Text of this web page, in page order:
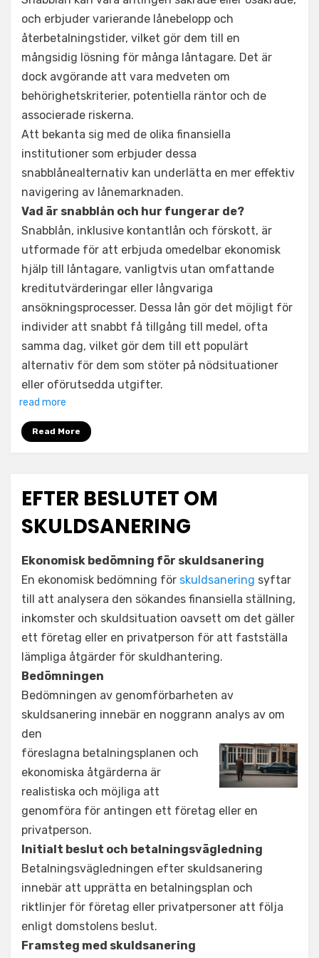
och erbjuder varierande lånebelopp och
återbetalningstider, vilket gör dem till en
mångsidig lösning för många låntagare. Det är
dock avgörande att vara medveten om
behörighetskriterier, potentiella räntor och de
associerade riskerna.
Att bekanta sig med de olika finansiella
institutioner som erbjuder dessa
snabblånealternativ kan underlätta en mer effektiv
navigering av lånemarknaden.
Vad är snabblån och hur fungerar de?
Snabblån, inklusive kontantlån och förskott, är
utformade för att erbjuda omedelbar ekonomisk
hjälp till låntagare, vanligtvis utan omfattande
kreditutvärderingar eller långvariga
ansökningsprocesser. Dessa lån gör det möjligt för
individer att snabbt få tillgång till medel, ofta
samma dag, vilket gör dem till ett populärt
alternativ för dem som stöter på nödsituationer
eller oförutsedda utgifter.
read more
Read More
EFTER BESLUTET OM
SKULDSANERING
Ekonomisk bedömning för skuldsanering
En ekonomisk bedömning för skuldsanering syftar
till att analysera den sökandes finansiella ställning,
inkomster och skuldsituation oavsett om det gäller
ett företag eller en privatperson för att fastställa
lämpliga åtgärder för skuldhantering.
Bedömningen
Bedömningen av genomförbarheten av
skuldsanering innebär en noggrann analys av om
den
föreslagna betalningsplanen och
ekonomiska åtgärderna är
realistiska och möjliga att
genomföra för antingen ett företag eller en
privatperson.
Initialt beslut och betalningsvägledning
Betalningsvägledningen efter skuldsanering
innebär att upprätta en betalningsplan och
riktlinjer för företag eller privatpersoner att följa
enligt domstolens beslut.
Framsteg med skuldsanering